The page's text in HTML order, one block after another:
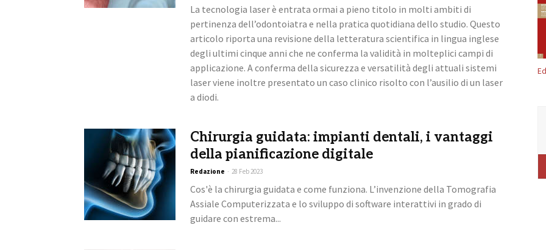
La tecnologia laser è entrata ormai a pieno titolo in molti ambiti di
pertinenza dell’odontoiatra e nella pratica quotidiana dello studio. Questo
articolo riporta una revisione della letteratura scientifica in lingua inglese
degli ultimi cinque anni che ne conferma la validità in molteplici campi di
applicazione. A conferma della sicurezza e versatilità degli attuali sistemi
laser viene inoltre presentato un caso clinico risolto con l’ausilio di un laser
a diodi.
Chirurgia guidata: impianti dentali, i vantaggi
della pianificazione digitale
Redazione - 28 Feb 2023
Cos'è la chirurgia guidata e come funziona. L’invenzione della Tomografia
Assiale Computerizzata e lo sviluppo di software interattivi in grado di
guidare con estrema...